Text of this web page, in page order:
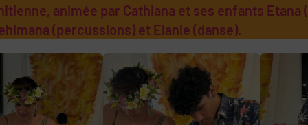
animée par Cathiana et ses enfants Etana
(percussions) et Elanie (danse).